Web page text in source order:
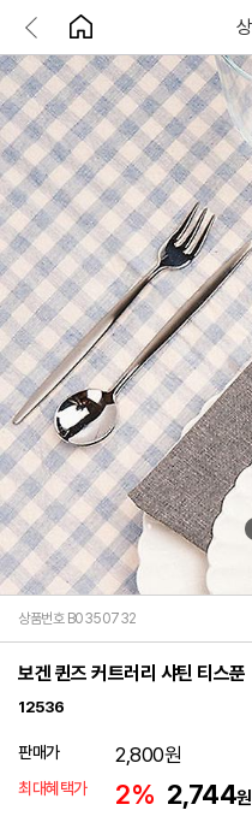
상품번호 B0350732
보겐 퀸즈 커트러리 샤틴 티스푼
12536
판매가 2,800원
최대혜택가 2% 2,744원